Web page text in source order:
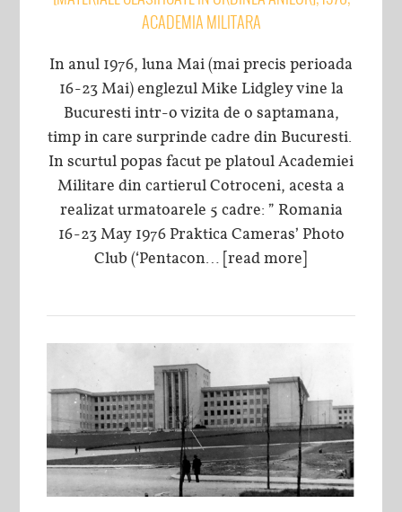
ACADEMIA MILITARA
In anul 1976, luna Mai (mai precis perioada
16-23 Mai) englezul Mike Lidgley vine la
Bucuresti intr-o vizita de o saptamana,
timp in care surprinde cadre din Bucuresti.
In scurtul popas facut pe platoul Academiei
Militare din cartierul Cotroceni, acesta a
realizat urmatoarele 5 cadre: ” Romania
16-23 May 1976 Praktica Cameras’ Photo
Club (‘Pentacon… [read more]